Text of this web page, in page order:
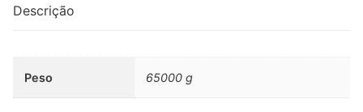
Descrição
Peso 65000 g